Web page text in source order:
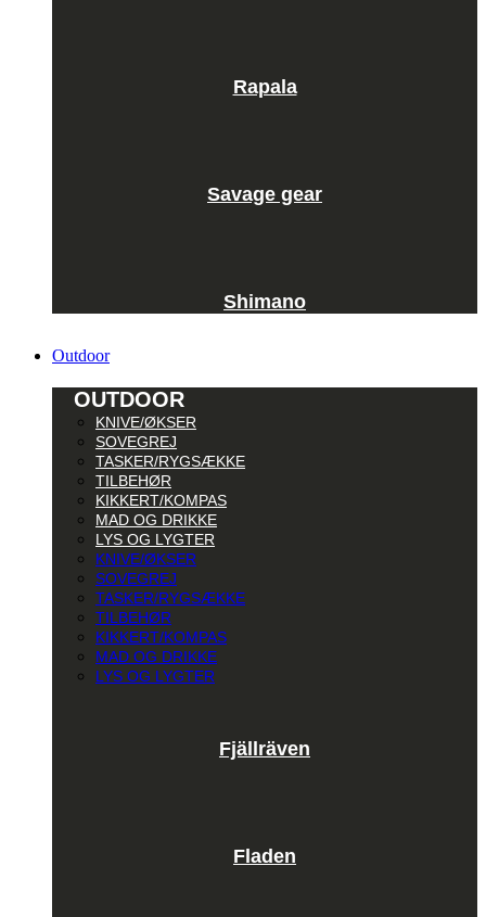
Rapala
Savage gear
Shimano
Outdoor
OUTDOOR
KNIVE/ØKSER
SOVEGREJ
TASKER/RYGSÆKKE
TILBEHØR
KIKKERT/KOMPAS
MAD OG DRIKKE
LYS OG LYGTER
KNIVE/ØKSER
SOVEGREJ
TASKER/RYGSÆKKE
TILBEHØR
KIKKERT/KOMPAS
MAD OG DRIKKE
LYS OG LYGTER
Fjällräven
Fladen